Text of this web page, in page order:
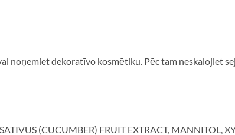
noņemiet dekoratīvo kosmētiku. Pēc tam neskalojiet
(CUCUMBER) FRUIT EXTRACT, MANNITOL,